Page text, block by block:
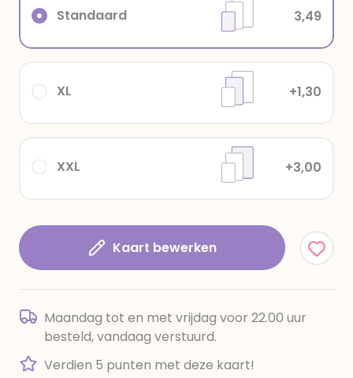
XXL +3,00
XL +1,30
Standaard 3,49
Kaart bewerken
Maandag tot en met vrijdag voor 22.00 uur
besteld, vandaag verstuurd.
Verdien 5 punten met deze kaart!